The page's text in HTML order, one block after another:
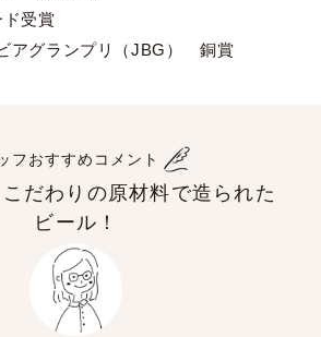
受賞
アグランプリ（JBG） 銅賞
フおすすめコメント
だわりの原材料で造られた
ビール！